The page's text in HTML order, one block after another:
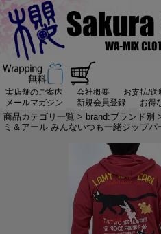
実店舗のご案内 会社概要 お支払/送
メールマガジン
新規会員登録 お得
商品カテゴリ一覧 > brand:ブランド別
ミ＆アール みんないつも一緒ジップ